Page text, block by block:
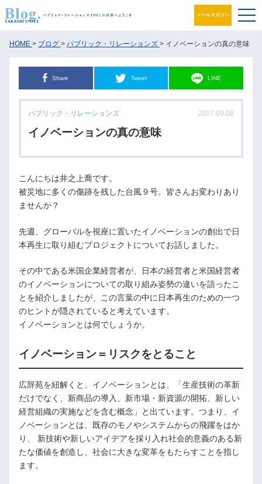
メールマガジン
ブログ
プロフィール
パブリック・リレーションズとは
アカデミック活動
井之上PRグループ
書籍
お問合せ
HOME > ブログ > パブリック・リレーションズ > イノベーションの真の意味
Share Tweet LINE
パブリック・リレーションズ 2007.09.08
イノベーションの真の意味
こんにちは井之上喬です。
被災地に多くの傷跡を残した台風９号。皆さんお変わりあり
ませんか？
先週、グローバルを視座に置いたイノベーションの創出で日
本再生に取り組むプロジェクトについてお話しました。
その中である米国企業経営者が、日本の経営者と米国経営者
のイノベーションについての取り組み姿勢の違いを語ったこ
とを紹介しましたが、この言葉の中に日本再生のための一つ
のヒントが隠されていると考えています。
イノベーションとは何でしょうか。
イノベーション＝リスクをとること
広辞苑を紐解くと、イノベーションとは、「生産技術の革新
だけでなく、新商品の導入、新市場・新資源の開拓、新しい
経営組織の実施などを含む概念」と出ています。つまり、イ
ノベーションとは、既存のモノやシステムからの飛躍をはか
り、 新技術や新しいアイデアを採り入れ社会的意義のある新
たな価値を創造し、社会に大きな変革をもたらすことを指し
ます。